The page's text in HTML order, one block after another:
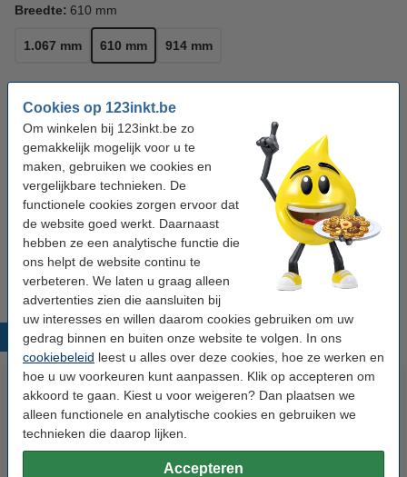
Cookies op 123inkt.be
Om winkelen bij 123inkt.be zo
gemakkelijk mogelijk voor u te
maken, gebruiken we cookies en
vergelijkbare technieken. De
functionele cookies zorgen ervoor dat
de website goed werkt. Daarnaast
hebben ze een analytische functie die
ons helpt de website continu te
verbeteren. We laten u graag alleen
advertenties zien die aansluiten bij
uw interesses en willen daarom cookies gebruiken om uw
gedrag binnen en buiten onze website te volgen. In ons
cookiebeleid leest u alles over deze cookies, hoe ze werken en
hoe u uw voorkeuren kunt aanpassen. Klik op accepteren om
akkoord te gaan. Kiest u voor weigeren? Dan plaatsen we
alleen functionele en analytische cookies en gebruiken we
technieken die daarop lijken.
Accepteren
Breedte: 610 mm
1.067 mm 610 mm 914 mm
Direct leverbaar
Morgen in huis
€ 26,50 Bestellen
Winstpakker!
Aanbieding: 3x 123inkt Matt Coated paper roll
610 mm x 30 m (120 g/m²)
€ 74,50
Populaire producten